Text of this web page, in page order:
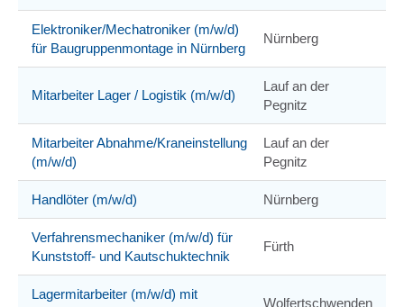
Elektroniker/Mechatroniker (m/w/d)
für Baugruppenmontage in Nürnberg
Nürnberg
Mitarbeiter Lager / Logistik (m/w/d)
Lauf an der
Pegnitz
Mitarbeiter Abnahme/Kraneinstellung
(m/w/d)
Lauf an der
Pegnitz
Handlöter (m/w/d) Nürnberg
Verfahrensmechaniker (m/w/d) für
Kunststoff- und Kautschuktechnik
Fürth
Lagermitarbeiter (m/w/d) mit
Wolfertschwenden